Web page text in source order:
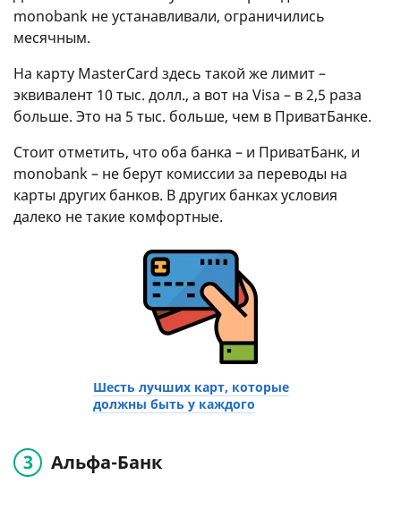
monobank не устанавливали, ограничились
месячным.
На карту MasterCard здесь такой же лимит –
эквивалент 10 тыс. долл., а вот на Visa – в 2,5 раза
больше. Это на 5 тыс. больше, чем в ПриватБанке.
Стоит отметить, что оба банка – и ПриватБанк, и
monobank – не берут комиссии за переводы на
карты других банков. В других банках условия
далеко не такие комфортные.
Шесть лучших карт, которые
должны быть у каждого
Альфа-Банк